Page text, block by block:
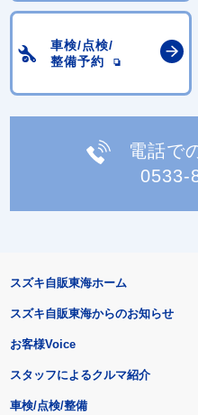
車検/点検/
整備予約
電話で
0533-
スズキ自販東海ホーム
スズキ自販東海からのお知らせ
お客様Voice
スタッフによるクルマ紹介
車検/点検/整備